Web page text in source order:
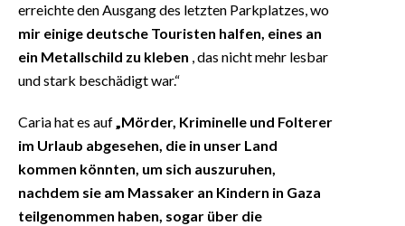
erreichte den Ausgang des letzten Parkplatzes, wo
mir einige deutsche Touristen halfen, eines an
ein Metallschild zu kleben , das nicht mehr lesbar
und stark beschädigt war.“
Caria hat es auf„Mörder, Kriminelle und Folterer
im Urlaub abgesehen, die in unser Land
kommen könnten, um sich auszuruhen,
nachdem sie am Massaker an Kindern in Gaza
teilgenommen haben, sogar über die